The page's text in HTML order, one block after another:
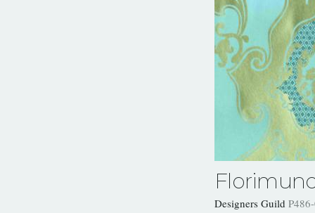
Designers Guild